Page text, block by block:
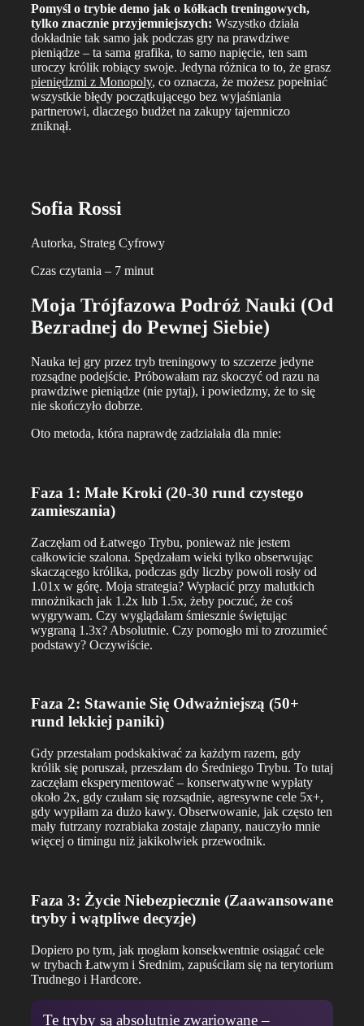
Pomyśl o trybie demo jak o kółkach treningowych,
tylko znacznie przyjemniejszych: Wszystko działa
dokładnie tak samo jak podczas gry na prawdziwe
pieniądze – ta sama grafika, to samo napięcie, ten sam
uroczy królik robiący swoje. Jedyna różnica to to, że grasz
pieniędzmi z Monopoly, co oznacza, że możesz popełniać
wszystkie błędy początkującego bez wyjaśniania
partnerowi, dlaczego budżet na zakupy tajemniczo
zniknął.
Sofia Rossi
Autorka, Strateg Cyfrowy
Czas czytania – 7 minut
Moja Trójfazowa Podróż Nauki (Od
Bezradnej do Pewnej Siebie)
Nauka tej gry przez tryb treningowy to szczerze jedyne
rozsądne podejście. Próbowałam raz skoczyć od razu na
prawdziwe pieniądze (nie pytaj), i powiedzmy, że to się
nie skończyło dobrze.
Oto metoda, która naprawdę zadziałała dla mnie:
Faza 1: Małe Kroki (20-30 rund czystego
zamieszania)
Zaczęłam od Łatwego Trybu, ponieważ nie jestem
całkowicie szalona. Spędzałam wieki tylko obserwując
skaczącego królika, podczas gdy liczby powoli rosły od
1.01x w górę. Moja strategia? Wypłacić przy malutkich
mnożnikach jak 1.2x lub 1.5x, żeby poczuć, że coś
wygrywam. Czy wyglądałam śmiesznie świętując
wygraną 1.3x? Absolutnie. Czy pomogło mi to zrozumieć
podstawy? Oczywiście.
Faza 2: Stawanie Się Odważniejszą (50+
rund lekkiej paniki)
Gdy przestałam podskakiwać za każdym razem, gdy
królik się poruszał, przeszłam do Średniego Trybu. To tutaj
zaczęłam eksperymentować – konserwatywne wypłaty
około 2x, gdy czułam się rozsądnie, agresywne cele 5x+,
gdy wypiłam za dużo kawy. Obserwowanie, jak często ten
mały futrzany rozrabiaka zostaje złapany, nauczyło mnie
więcej o timingu niż jakikolwiek przewodnik.
Faza 3: Życie Niebezpiecznie (Zaawansowane
tryby i wątpliwe decyzje)
Dopiero po tym, jak mogłam konsekwentnie osiągać cele
w trybach Łatwym i Średnim, zapuściłam się na terytorium
Trudnego i Hardcore.
Te tryby są absolutnie zwariowane –